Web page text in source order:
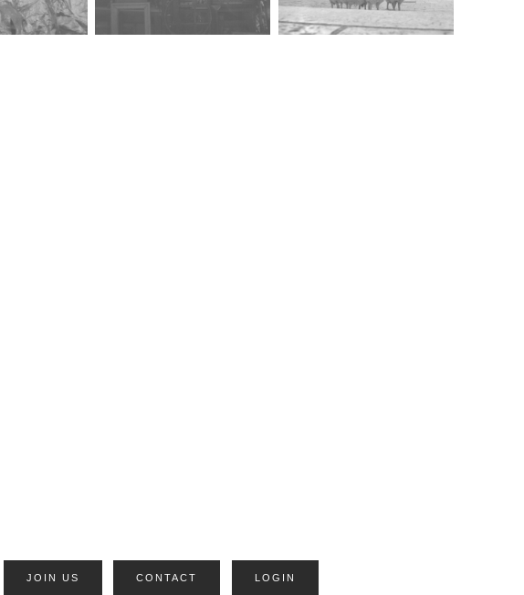
JOIN US CONTACT LOGIN